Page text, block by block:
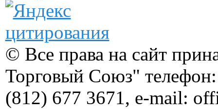
© Все права на сайт
Торговый Союз"
(812) 677 3671, e-mail: